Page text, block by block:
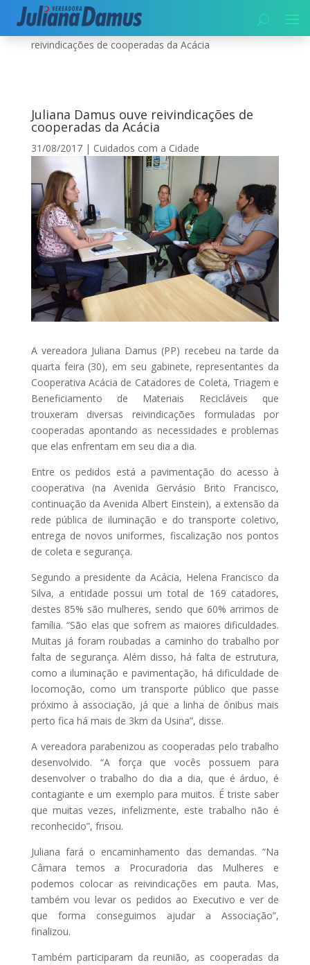
Início|Cuidados com a Cidade
Juliana Damus ouve
reivindicações de cooperadas da Acácia
Juliana Damus ouve reivindicações de
cooperadas da Acácia
31/08/2017| Cuidados com a Cidade
A vereadora Juliana Damus (PP) recebeu na tarde da
quarta feira (30), em seu gabinete, representantes da
Cooperativa Acácia de Catadores de Coleta, Triagem e
Beneficiamento de Materiais Recicláveis que
trouxeram diversas reivindicações formuladas por
cooperadas apontando as necessidades e problemas
que elas enfrentam em seu dia a dia.
Entre os pedidos está a pavimentação do acesso à
cooperativa (na Avenida Gervásio Brito Francisco,
continuação da Avenida Albert Einstein), a extensão da
rede pública de iluminação e do transporte coletivo,
entrega de novos uniformes, fiscalização nos pontos
de coleta e segurança.
Segundo a presidente da Acácia, Helena Francisco da
Silva, a entidade possui um total de 169 catadores,
destes 85% são mulheres, sendo que 60% arrimos de
família. “São elas que sofrem as maiores dificuldades.
Muitas já foram roubadas a caminho do trabalho por
falta de segurança. Além disso, há falta de estrutura,
como a iluminação e pavimentação, há dificuldade de
locomoção, como um transporte público que passe
próximo à associação, já que a linha de ônibus mais
perto fica há mais de 3km da Usina”, disse.
A vereadora parabenizou as cooperadas pelo trabalho
desenvolvido. “A força que vocês possuem para
desenvolver o trabalho do dia a dia, que é árduo, é
contagiante e um exemplo para muitos. É triste saber
que muitas vezes, infelizmente, este trabalho não é
reconhecido”, frisou.
Juliana fará o encaminhamento das demandas. “Na
Câmara temos a Procuradoria das Mulheres e
podemos colocar as reivindicações em pauta. Mas,
também vou levar os pedidos ao Executivo e ver de
que forma conseguimos ajudar a Associação”,
finalizou.
Também participaram da reunião, as cooperadas da